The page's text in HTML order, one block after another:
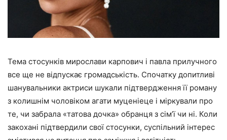
Тема стосунків мирослави карпович і павла прилучного
все ще не відпускає громадськість. Спочатку допитливі
шанувальники актриси шукали підтвердження її роману
з колишнім чоловіком агати муценіеце і міркували про
те, чи забрала «татова дочка» обранця з сім’ї чи ні. Коли
закохані підтвердили свої стосунки, суспільний інтерес